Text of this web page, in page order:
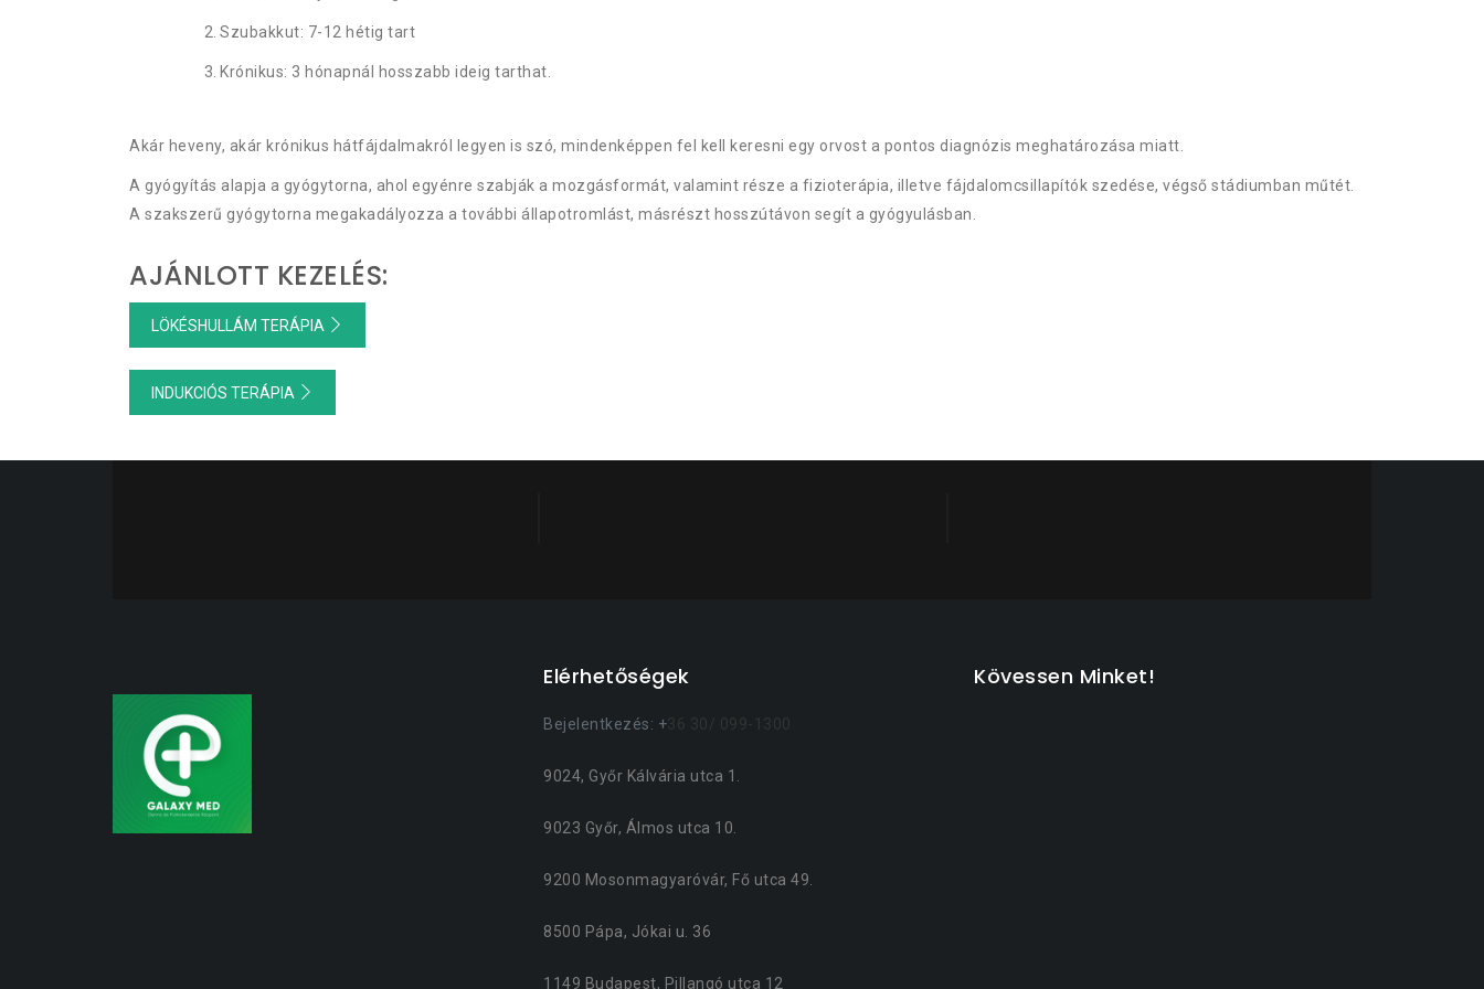
Szubakkut: 7-12 hétig tart
Krónikus: 3 hónapnál hosszabb ideig tarthat.
Akár heveny, akár krónikus hátfájdalmakról legyen is szó, mindenképpen fel kell keresni egy orvost a pontos diagnózis meghatározása miatt.
A gyógyítás alapja a gyógytorna, ahol egyénre szabják a mozgásformát, valamint része a fizioterápia, illetve fájdalomcsillapítók szedése, végső stádiumban műtét.
A szakszerű gyógytorna megakadályozza a további állapotromlást, másrészt hosszútávon segít a gyógyulásban.
AJÁNLOTT KEZELÉS:
LÖKÉSHULLÁM TERÁPIA
INDUKCIÓS TERÁPIA
Elérhetőségek
Bejelentkezés: +36 30/ 099-1300
9024, Győr Kálvária utca 1.
9023 Győr, Álmos utca 10.
9200 Mosonmagyaróvár, Fő utca 49.
8500 Pápa, Jókai u. 36
1149 Budapest, Pillangó utca 12
Kövessen Minket!